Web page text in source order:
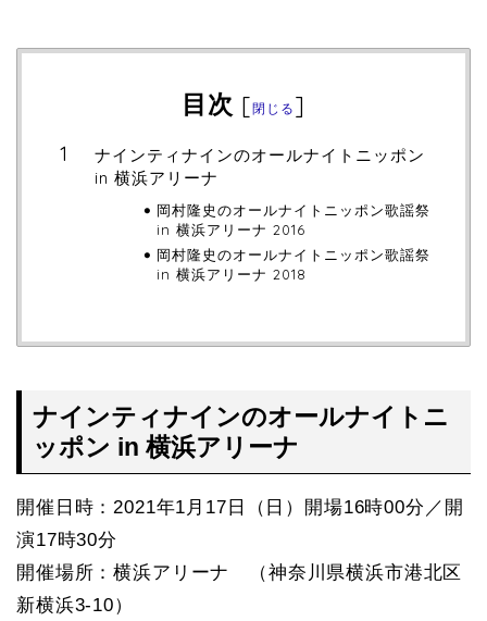
目次 [閉じる ]
ナインティナインのオールナイトニッポン
in 横浜アリーナ
岡村隆史のオールナイトニッポン歌謡祭
in 横浜アリーナ 2016
岡村隆史のオールナイトニッポン歌謡祭
in 横浜アリーナ 2018
ナインティナインのオールナイトニ
ッポン in 横浜アリーナ
開催日時：2021年1月17日（日）開場16時00分／開
演17時30分
開催場所：横浜アリーナ （神奈川県横浜市港北区
新横浜3-10）